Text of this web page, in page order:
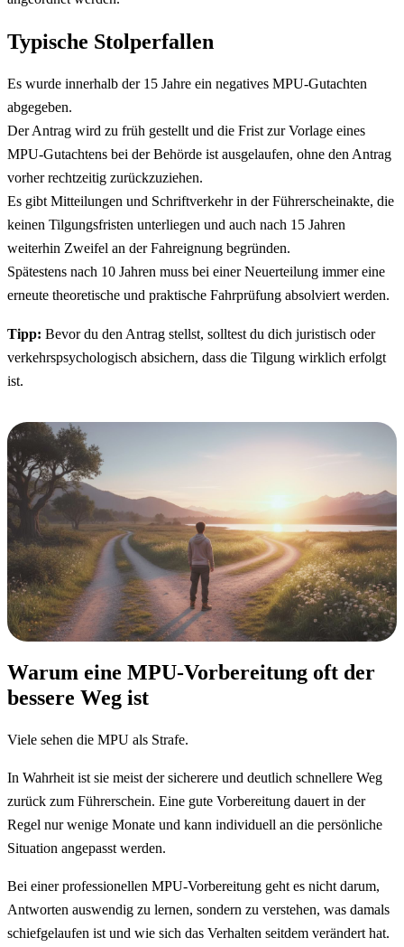
Typische Stolperfallen
Es wurde innerhalb der 15 Jahre ein negatives MPU-Gutachten
abgegeben.
Der Antrag wird zu früh gestellt und die Frist zur Vorlage eines
MPU-Gutachtens bei der Behörde ist ausgelaufen, ohne den Antrag
vorher rechtzeitig zurückzuziehen.
Es gibt Mitteilungen und Schriftverkehr in der Führerscheinakte, die
keinen Tilgungsfristen unterliegen und auch nach 15 Jahren
weiterhin Zweifel an der Fahreignung begründen.
Spätestens nach 10 Jahren muss bei einer Neuerteilung immer eine
erneute theoretische und praktische Fahrprüfung absolviert werden.
Tipp: Bevor du den Antrag stellst, solltest du dich juristisch oder
verkehrspsychologisch absichern, dass die Tilgung wirklich erfolgt
ist.
Warum eine MPU-Vorbereitung oft der
bessere Weg ist
Viele sehen die MPU als Strafe.
In Wahrheit ist sie meist der sicherere und deutlich schnellere Weg
zurück zum Führerschein. Eine gute Vorbereitung dauert in der
Regel nur wenige Monate und kann individuell an die persönliche
Situation angepasst werden.
Bei einer professionellen MPU-Vorbereitung geht es nicht darum,
Antworten auswendig zu lernen, sondern zu verstehen, was damals
schiefgelaufen ist und wie sich das Verhalten seitdem verändert hat.